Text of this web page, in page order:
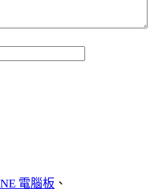
電腦板 、